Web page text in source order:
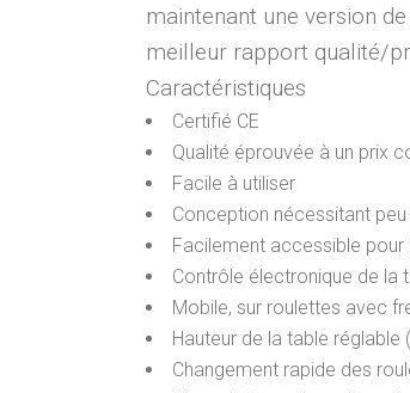
maintenant une version
meilleur rapport qualité/
Caractéristiques
Certifié CE
Qualité éprouvée à un prix
Facile à utiliser
Conception nécessitant peu
Facilement accessible pour
Contrôle électronique de la
Mobile, sur roulettes avec
Hauteur de la table réglable
Changement rapide des